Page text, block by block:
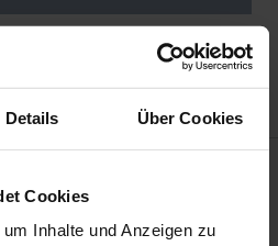
Details Über Cookies
Cookies
Inhalte und Anzeigen zu